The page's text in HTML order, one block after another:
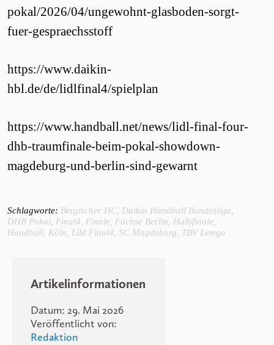
pokal/2026/04/ungewohnt-glasboden-sorgt-
fuer-gespraechsstoff
https://www.daikin-
hbl.de/de/lidlfinal4/spielplan
https://www.handball.net/news/lidl-final-four-
dhb-traumfinale-beim-pokal-showdown-
magdeburg-und-berlin-sind-gewarnt
Schlagworte: Bergischer HC, Daikin Handball Bundesliga,
DHB Pokal, Final4, Finale, Füchse Berlin, Halbfinale,
Handball, Köln, Lild Final4, SC Magdeburg, TBV Lemgo
Artikelinformationen
Datum: 29. Mai 2026
Veröffentlicht von:
Redaktion